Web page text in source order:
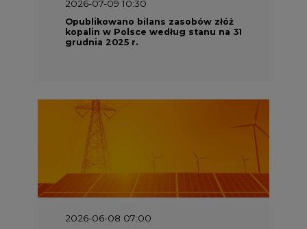
2026-07-09 10:30
Opublikowano bilans zasobów złóż
kopalin w Polsce według stanu na 31
grudnia 2025 r.
2026-06-08 07:00